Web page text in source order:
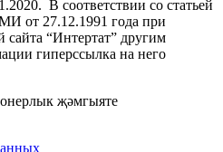
В соответствии со статьей
от 27.12.1991 года при
“Интертат” другим
гиперссылка на него
җәмгыяте